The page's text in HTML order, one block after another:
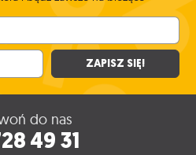
ZAPISZ SIĘ!
do nas
49 31